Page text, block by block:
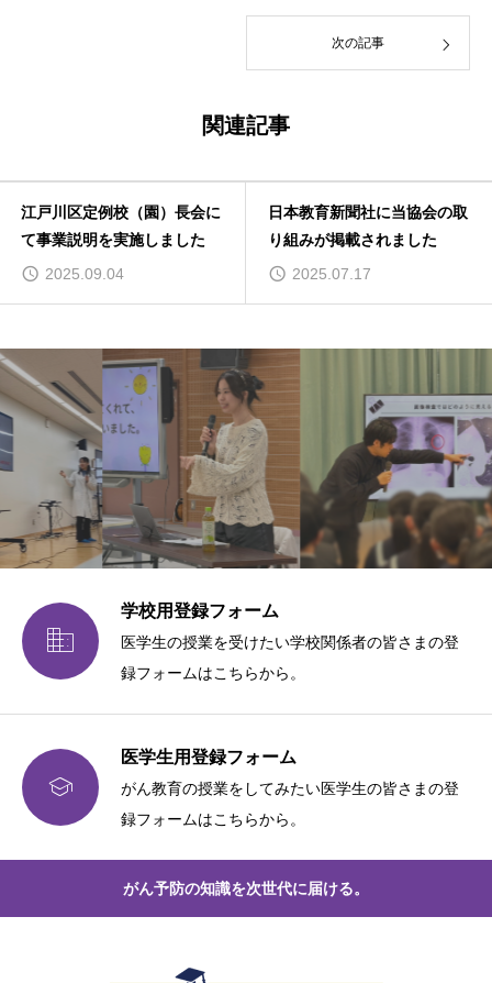
次の記事
関連記事
長会に
した
日本教育新聞社に当協会の取
り組みが掲載されました
第34回日本健康教
大会に参加いたしま

学校用登録フォーム
医学生の授業を受けたい学校関係者の皆さまの登
録フォームはこちらから。

医学生用登録フォーム
がん教育の授業をしてみたい医学生の皆さまの登
録フォームはこちらから。
がん予防の知識を次世代に届ける。